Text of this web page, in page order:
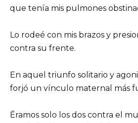
que tenía mis pulmones
Lo rodeé con mis brazos y
contra su frente.
En aquel triunfo solitario y
forjó un vínculo maternal más
Éramos solo los dos contra el